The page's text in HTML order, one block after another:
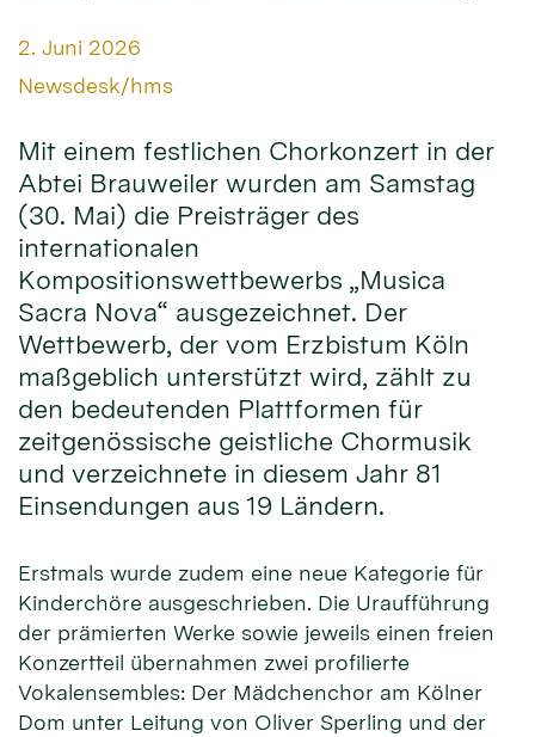
Datum:
2. Juni 2026
Von:
Newsdesk/hms
Mit einem festlichen Chorkonzert in der
Abtei Brauweiler wurden am Samstag
(30. Mai) die Preisträger des
internationalen
Kompositionswettbewerbs „Musica
Sacra Nova“ ausgezeichnet. Der
Wettbewerb, der vom Erzbistum Köln
maßgeblich unterstützt wird, zählt zu
den bedeutenden Plattformen für
zeitgenössische geistliche Chormusik
und verzeichnete in diesem Jahr 81
Einsendungen aus 19 Ländern.
Erstmals wurde zudem eine neue Kategorie für
Kinderchöre ausgeschrieben. Die Uraufführung
der prämierten Werke sowie jeweils einen freien
Konzertteil übernahmen zwei profilierte
Vokalensembles: Der Mädchenchor am Kölner
Dom unter Leitung von Oliver Sperling und der